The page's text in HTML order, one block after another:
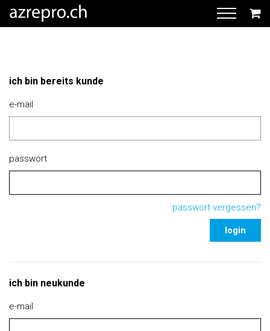
ich bin bereits kunde
e-mail
passwort
passwort vergessen?
login
ich bin neukunde
e-mail